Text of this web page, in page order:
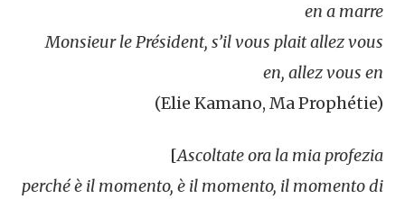
en a marre
Monsieur le Président, s’il vous plait allez vous
en, allez vous en
(Elie Kamano, Ma Prophétie)
[Ascoltate ora la mia profezia
perché è il momento, è il momento, il momento di